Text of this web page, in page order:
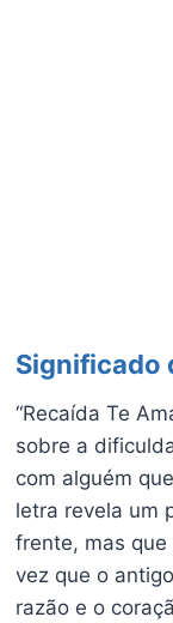
Significado
“Recaída Te
sobre a
com alguém
letra revela um
frente, mas
vez que o
razão e o